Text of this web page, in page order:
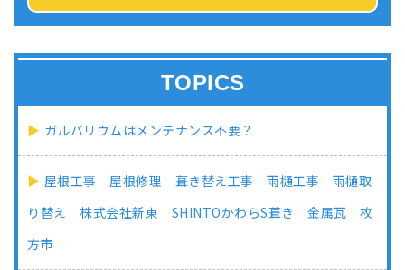
TOPICS
ガルバリウムはメンテナンス不要？
屋根工事 屋根修理 葺き替え工事 雨樋工事 雨樋取
り替え 株式会社新東 SHINTOかわらS葺き 金属瓦 枚
方市